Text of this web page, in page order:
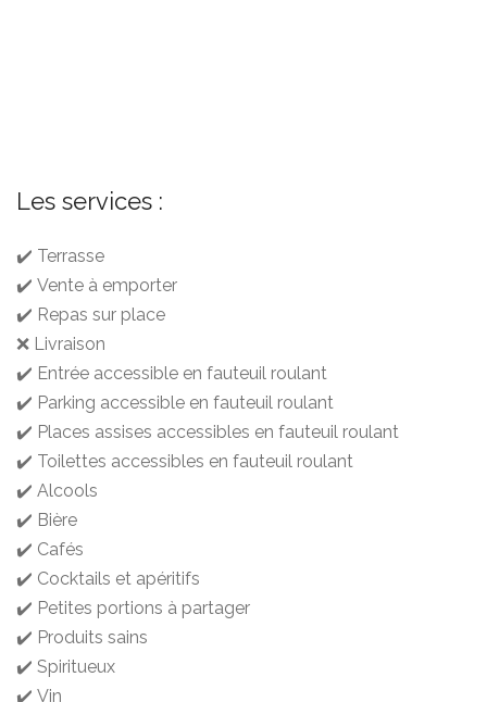
Les services :
✔️ Terrasse
✔️ Vente à emporter
✔️ Repas sur place
❌ Livraison
✔️ Entrée accessible en fauteuil roulant
✔️ Parking accessible en fauteuil roulant
✔️ Places assises accessibles en fauteuil roulant
✔️ Toilettes accessibles en fauteuil roulant
✔️ Alcools
✔️ Bière
✔️ Cafés
✔️ Cocktails et apéritifs
✔️ Petites portions à partager
✔️ Produits sains
✔️ Spiritueux
✔️ Vin